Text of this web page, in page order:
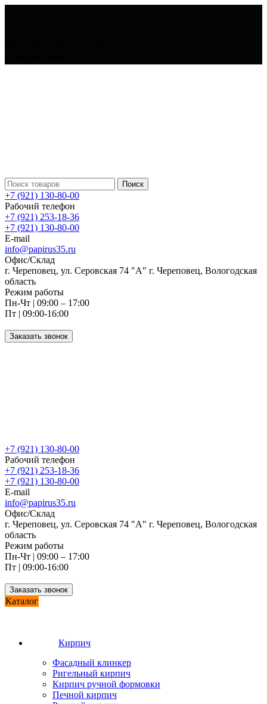
Поиск
+7 (921) 130-80-00
Рабочий телефон
+7 (921) 253-18-36
+7 (921) 130-80-00
E-mail
info@papirus35.ru
Офис/Склад
г. Череповец, ул. Серовская 74 "А" г. Череповец, Вологодская
область
Режим работы
Пн-Чт | 09:00 – 17:00
Пт | 09:00-16:00
Заказать звонок
+7 (921) 130-80-00
Рабочий телефон
+7 (921) 253-18-36
+7 (921) 130-80-00
E-mail
info@papirus35.ru
Офис/Склад
г. Череповец, ул. Серовская 74 "А" г. Череповец, Вологодская
область
Режим работы
Пн-Чт | 09:00 – 17:00
Пт | 09:00-16:00
Заказать звонок
Каталог
Кирпич
Фасадный клинкер
Ригельный кирпич
Кирпич ручной формовки
Печной кирпич